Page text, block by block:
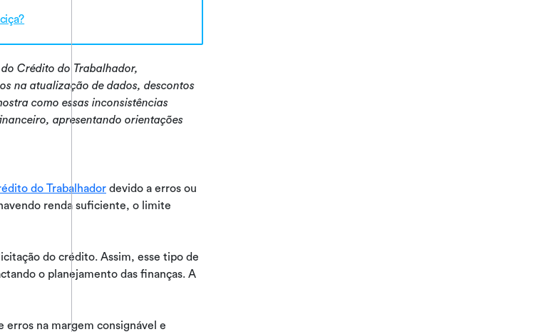
Crédito do Trabalhador,
na atualização de dados, descontos
como essas inconsistências
apresentando orientações
do Trabalhador devido a erros ou
renda suficiente, o limite
do crédito. Assim, esse tipo de
o planejamento das finanças. A
erros na margem consignável e